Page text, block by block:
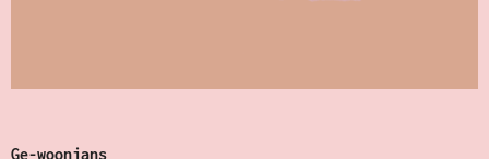
Ge-woonjans